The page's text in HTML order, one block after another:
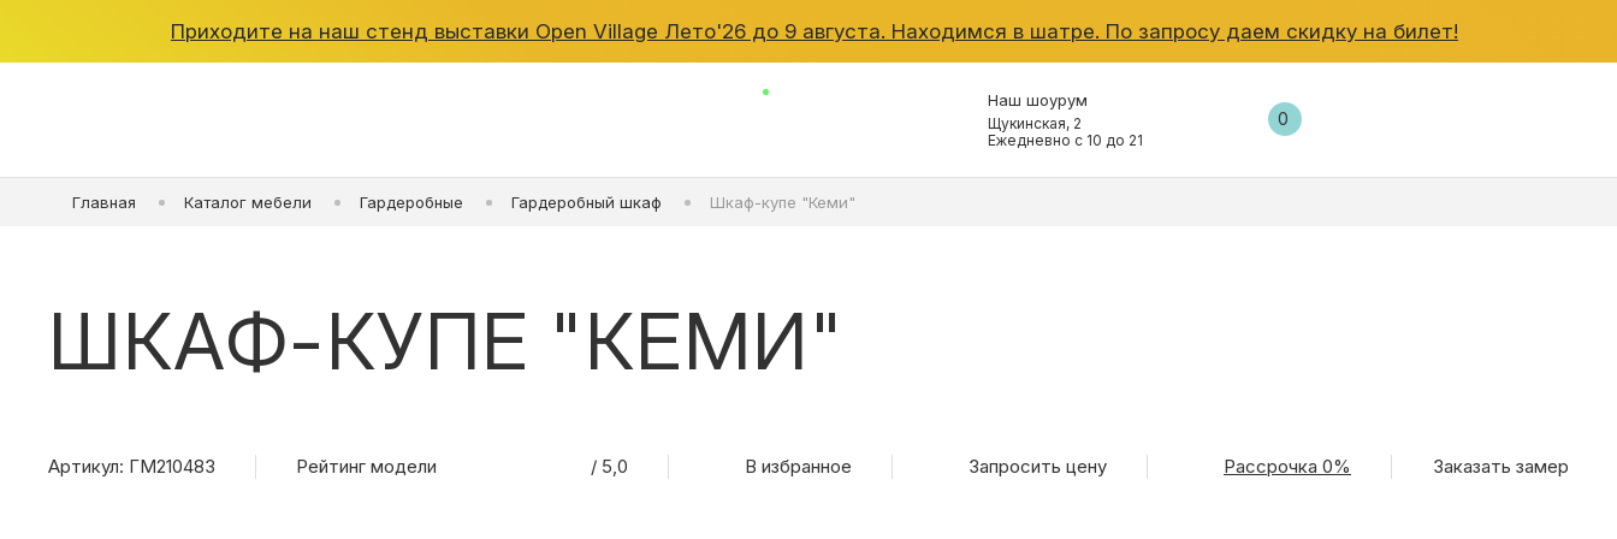
Приходите на наш стенд выставки Open Village Лето'26 до 9 августа. Находимся в шатре. По запросу даем скидку на билет!
Наш шоурум
Щукинская, 2
Ежедневно с 10 до 21
0
Главная Каталог мебели Гардеробные Гардеробный шкаф Шкаф-купе "Кеми"
ШКАФ-КУПЕ "КЕМИ"
Артикул: ГМ210483 Рейтинг модели / 5,0 В избранное Запросить цену Рассрочка 0% Заказать замер
ГАРДЕРОБНЫЕ
ДЕТСКИЕ
ВАННАЯ
КОНТАКТЫ
О ФАБРИКЕ
ПОРТФОЛИО